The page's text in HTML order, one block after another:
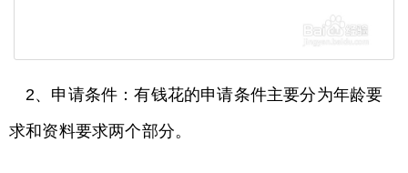
2、申请条件：有钱花的申请条件主要分为年龄要
求和资料要求两个部分。